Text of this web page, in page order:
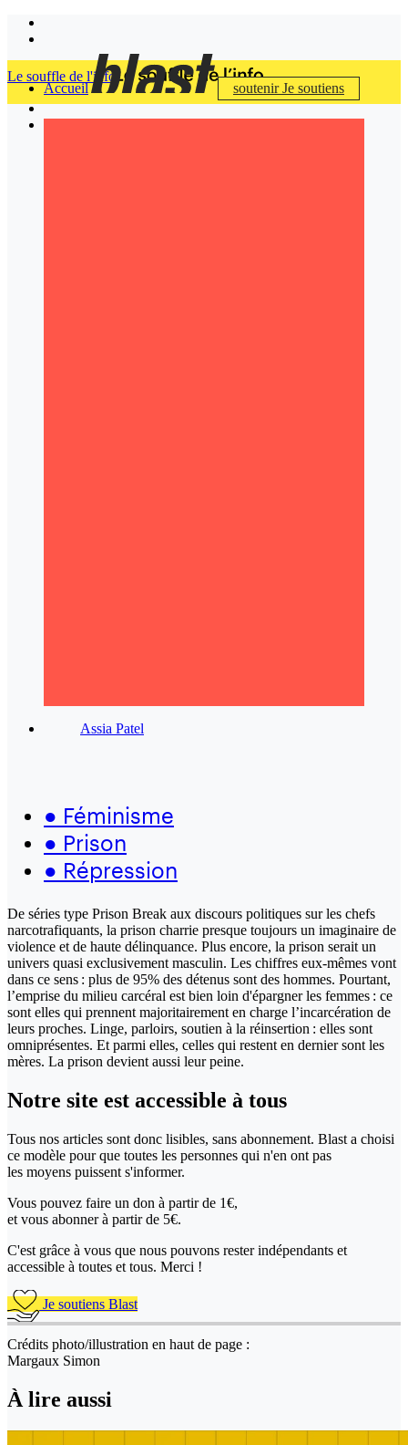
Accueil soutenirJe soutiens
Le souffle de l'info
Assia Patel
● Féminisme
● Prison
● Répression
De séries type Prison Break aux discours politiques sur les chefs
narcotrafiquants, la prison charrie presque toujours un imaginaire de
violence et de haute délinquance. Plus encore, la prison serait un
univers quasi exclusivement masculin. Les chiffres eux-mêmes vont
dans ce sens : plus de 95% des détenus sont des hommes. Pourtant,
l’emprise du milieu carcéral est bien loin d'épargner les femmes : ce
sont elles qui prennent majoritairement en charge l’incarcération de
leurs proches. Linge, parloirs, soutien à la réinsertion : elles sont
omniprésentes. Et parmi elles, celles qui restent en dernier sont les
mères. La prison devient aussi leur peine.
Notre site est accessible à tous
Tous nos articles sont donc lisibles, sans abonnement. Blast a choisi
ce modèle pour que toutes les personnes qui n'en ont pas
les moyens puissent s'informer.
Vous pouvez faire un don à partir de 1€,
et vous abonner à partir de 5€.
C'est grâce à vous que nous pouvons rester indépendants et
accessible à toutes et tous. Merci !
Je soutiens Blast
Crédits photo/illustration en haut de page :
Margaux Simon
À lire aussi